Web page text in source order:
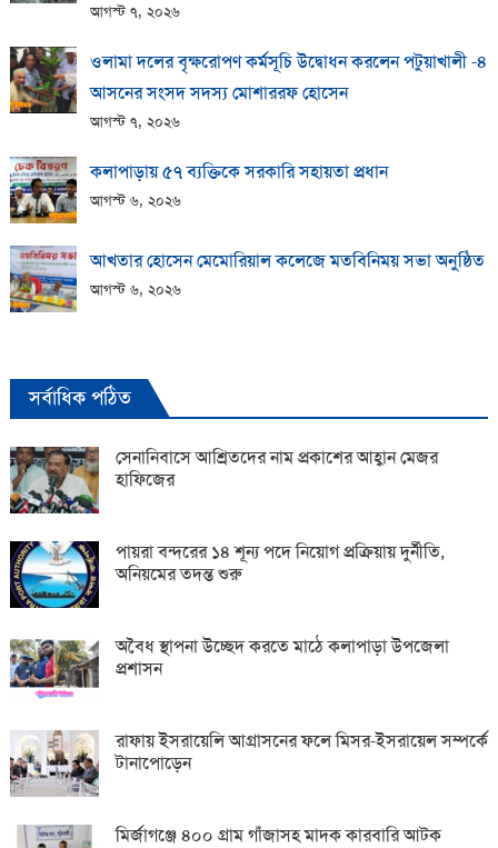
আগস্ট ৭, ২০২৬
ওলামা দলের বৃক্ষরোপণ কর্মসূচি উদ্বোধন করলেন পটুয়াখালী -৪
আসনের সংসদ সদস্য মোশাররফ হোসেন
আগস্ট ৭, ২০২৬
কলাপাড়ায় ​৫৭ ব্যক্তিকে সরকারি সহায়তা প্রধান
আগস্ট ৬, ২০২৬
আখতার হোসেন মেমোরিয়াল কলেজে মতবিনিময় সভা অনুষ্ঠিত
আগস্ট ৬, ২০২৬
সর্বাধিক পঠিত
সেনানিবাসে আশ্রিতদের নাম প্রকাশের আহ্বান মেজর
হাফিজের
পায়রা বন্দরের ১৪ শূন্য পদে নিয়োগ প্রক্রিয়ায় দুর্নীতি,
অনিয়মের তদন্ত শুরু
অবৈধ স্থাপনা উচ্ছেদ করতে মাঠে কলাপাড়া উপজেলা
প্রশাসন
রাফায় ইসরায়েলি আগ্রাসনের ফলে মিসর-ইসরায়েল সম্পর্কে
টানাপোড়েন
মির্জাগঞ্জে ৪০০ গ্রাম গাঁজাসহ মাদক কারবারি আটক